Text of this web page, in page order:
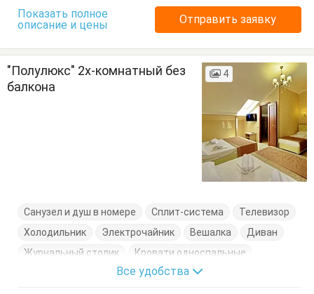
Показать полное
описание и цены
Отправить заявку
"Полулюкс" 2х-комнатный без
балкона
4
Санузел и душ в номере Сплит-система
Телевизор
Холодильник
Электрочайник Вешалка
Диван
Журнальный столик
Кровати односпальные
Кровать двуспальная
Посуда Стулья
Все удобства